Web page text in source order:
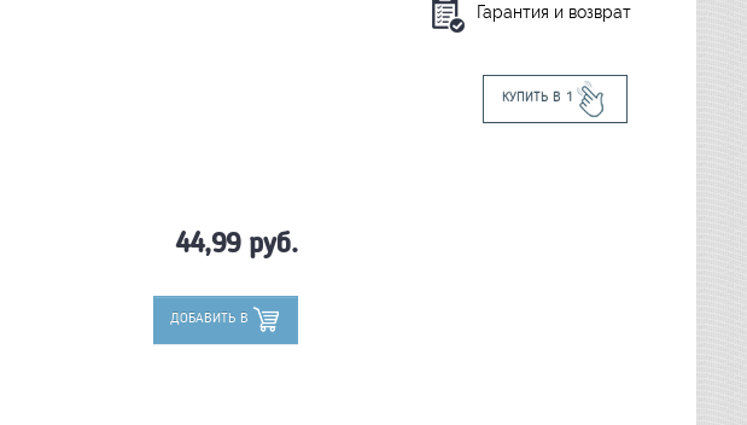
44,99 руб.
ДОБАВИТЬ В
Гарантия и возврат
КУПИТЬ В 1